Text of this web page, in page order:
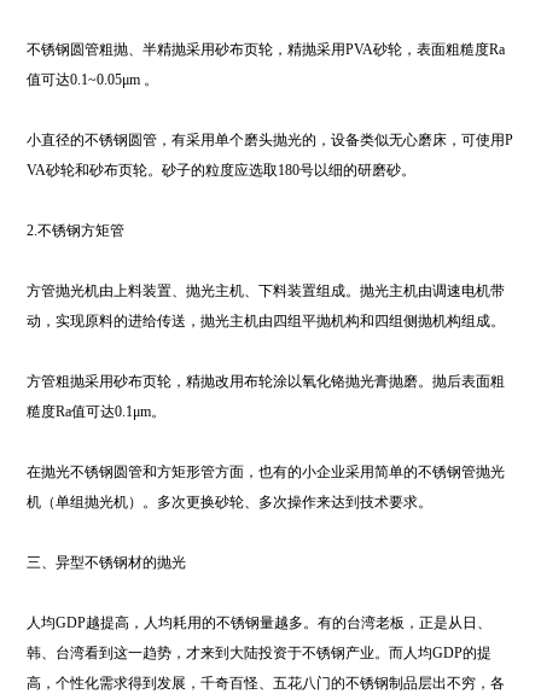
不锈钢圆管粗抛、半精抛采用砂布页轮，精抛采用PVA砂轮，表面粗糙度Ra
值可达0.1~0.05μm 。
小直径的不锈钢圆管，有采用单个磨头抛光的，设备类似无心磨床，可使用P
VA砂轮和砂布页轮。砂子的粒度应选取180号以细的研磨砂。
2.不锈钢方矩管
方管抛光机由上料装置、抛光主机、下料装置组成。抛光主机由调速电机带
动，实现原料的进给传送，抛光主机由四组平抛机构和四组侧抛机构组成。
方管粗抛采用砂布页轮，精抛改用布轮涂以氧化铬抛光膏抛磨。抛后表面粗
糙度Ra值可达0.1μm。
在抛光不锈钢圆管和方矩形管方面，也有的小企业采用简单的不锈钢管抛光
机（单组抛光机）。多次更换砂轮、多次操作来达到技术要求。
三、异型不锈钢材的抛光
人均GDP越提高，人均耗用的不锈钢量越多。有的台湾老板，正是从日、
韩、台湾看到这一趋势，才来到大陆投资于不锈钢产业。而人均GDP的提
高，个性化需求得到发展，千奇百怪、五花八门的不锈钢制品层出不穷，各